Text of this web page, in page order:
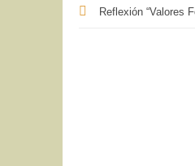
Reflexión “Valores